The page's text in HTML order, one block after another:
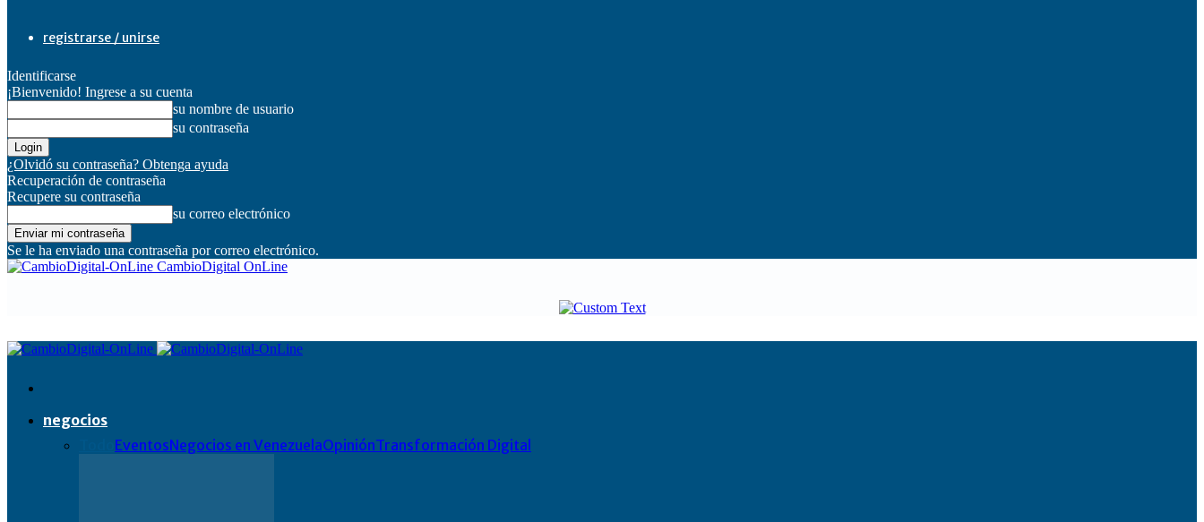
registrarse / unirse
Identificarse
¡Bienvenido! Ingrese a su cuenta
su nombre de usuario
su contraseña
¿Olvidó su contraseña? Obtenga ayuda
Recuperación de contraseña
Recupere su contraseña
su correo electrónico
Se le ha enviado una contraseña por correo electrónico.
CambioDigital OnLine
negocios
EventosNegocios en VenezuelaOpiniónTransformación Digital